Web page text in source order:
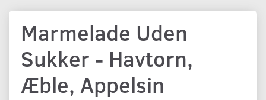
Marmelade Uden
Sukker - Havtorn,
Æble, Appelsin